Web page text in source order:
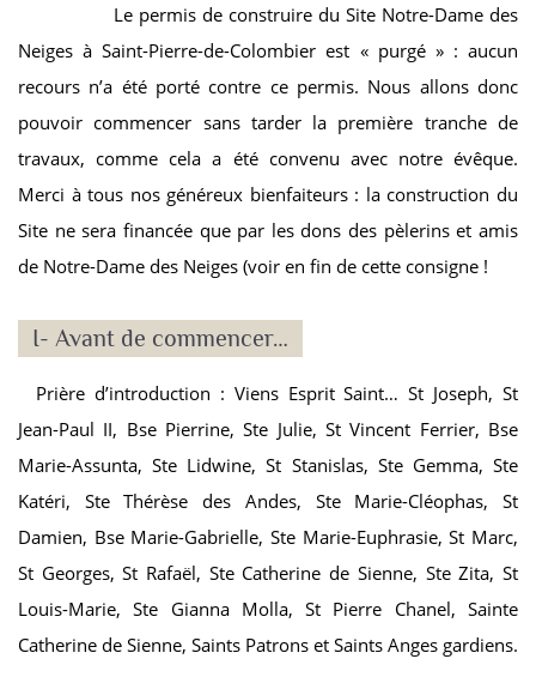
Le permis de construire du Site Notre-Dame des
Neiges à Saint-Pierre-de-Colombier est « purgé » : aucun
recours n’a été porté contre ce permis. Nous allons donc
pouvoir commencer sans tarder la première tranche de
travaux, comme cela a été convenu avec notre évêque.
Merci à tous nos généreux bienfaiteurs : la construction du
Site ne sera financée que par les dons des pèlerins et amis
de Notre-Dame des Neiges (voir en fin de cette consigne !
I- Avant de commencer…
Prière d’introduction : Viens Esprit Saint… St Joseph, St
Jean-Paul II, Bse Pierrine, Ste Julie, St Vincent Ferrier, Bse
Marie-Assunta, Ste Lidwine, St Stanislas, Ste Gemma, Ste
Katéri, Ste Thérèse des Andes, Ste Marie-Cléophas, St
Damien, Bse Marie-Gabrielle, Ste Marie-Euphrasie, St Marc,
St Georges, St Rafaël, Ste Catherine de Sienne, Ste Zita, St
Louis-Marie, Ste Gianna Molla, St Pierre Chanel, Sainte
Catherine de Sienne, Saints Patrons et Saints Anges gardiens.